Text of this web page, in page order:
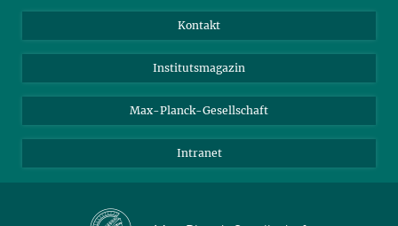
Fördernde
Schulen
Studierende
Bluesky
Facebook
YouTube
Kontakt
Institutsmagazin
Max-Planck-Gesellschaft
Intranet